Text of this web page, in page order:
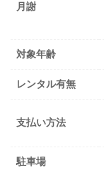
月謝
対象年齢
レンタル有無
支払い方法
駐車場